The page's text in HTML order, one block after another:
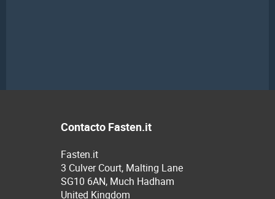
Contacto Fasten.it
Fasten.it
3 Culver Court, Malting Lane
SG10 6AN, Much Hadham
United Kingdom